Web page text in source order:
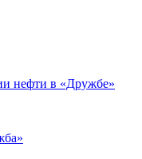
нефти в «Дружбе»